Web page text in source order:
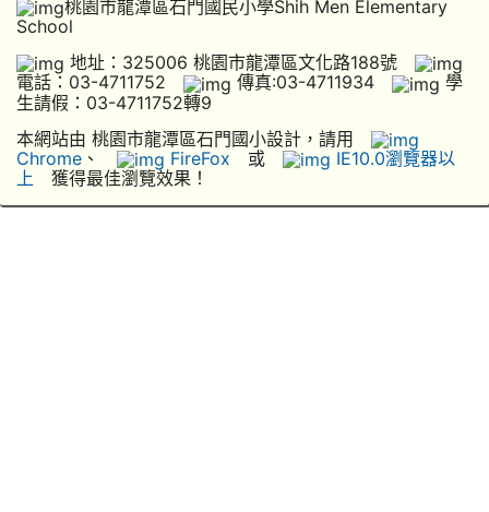
桃園市龍潭區石門國民小學Shih Men Elementary
School
地址：325006 桃園市龍潭區文化路188號
電話：03-4711752
傳真:03-4711934
學
生請假：03-4711752轉9
本網站由 桃園市龍潭區石門國小設計，請用
Chrome 、 FireFox 或
IE10.0瀏覽器以
上 獲得最佳瀏覽效果！